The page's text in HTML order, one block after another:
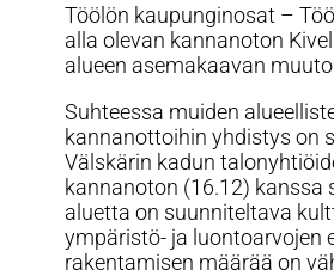
Töölön kaupunginosat –
alla olevan kannanoton
alueen asemakaavan
Suhteessa muiden
kannanottoihin yhdistys on
Välskärin kadun
kannanoton (16.12) kanssa
aluetta on suunniteltava
ympäristö- ja luontoarvojen
rakentamisen määrää on